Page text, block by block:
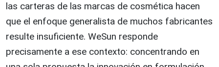
las carteras de las marcas de cosmética hacen
que el enfoque generalista de muchos fabricantes
resulte insuficiente. WeSun responde
precisamente a ese contexto: concentrando en